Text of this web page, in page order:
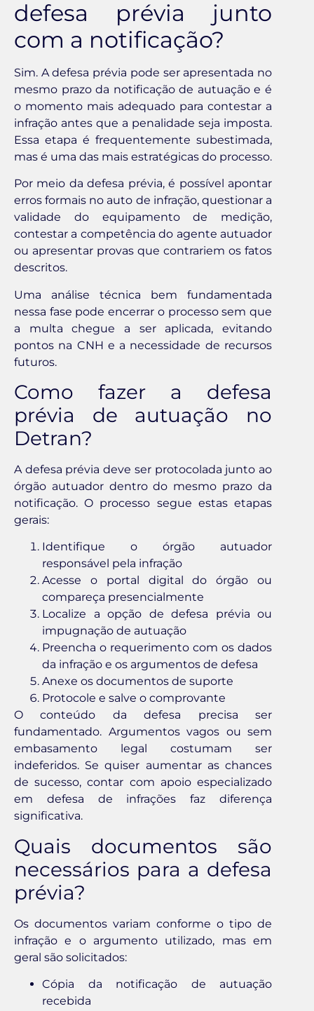
defesa prévia junto
com a notificação?
Sim. A defesa prévia pode ser apresentada no
mesmo prazo da notificação de autuação e é
o momento mais adequado para contestar a
infração antes que a penalidade seja imposta.
Essa etapa é frequentemente subestimada,
mas é uma das mais estratégicas do processo.
Por meio da defesa prévia, é possível apontar
erros formais no auto de infração, questionar a
validade do equipamento de medição,
contestar a competência do agente autuador
ou apresentar provas que contrariem os fatos
descritos.
Uma análise técnica bem fundamentada
nessa fase pode encerrar o processo sem que
a multa chegue a ser aplicada, evitando
pontos na CNH e a necessidade de recursos
futuros.
Como fazer a defesa
prévia de autuação no
Detran?
A defesa prévia deve ser protocolada junto ao
órgão autuador dentro do mesmo prazo da
notificação. O processo segue estas etapas
gerais:
Identifique o órgão autuador
responsável pela infração
Acesse o portal digital do órgão ou
compareça presencialmente
Localize a opção de defesa prévia ou
impugnação de autuação
Preencha o requerimento com os dados
da infração e os argumentos de defesa
Anexe os documentos de suporte
Protocole e salve o comprovante
O conteúdo da defesa precisa ser
fundamentado. Argumentos vagos ou sem
embasamento legal costumam ser
indeferidos. Se quiser aumentar as chances
de sucesso, contar com apoio especializado
em defesa de infrações faz diferença
significativa.
Quais documentos são
necessários para a defesa
prévia?
Os documentos variam conforme o tipo de
infração e o argumento utilizado, mas em
geral são solicitados:
Cópia da notificação de autuação
recebida